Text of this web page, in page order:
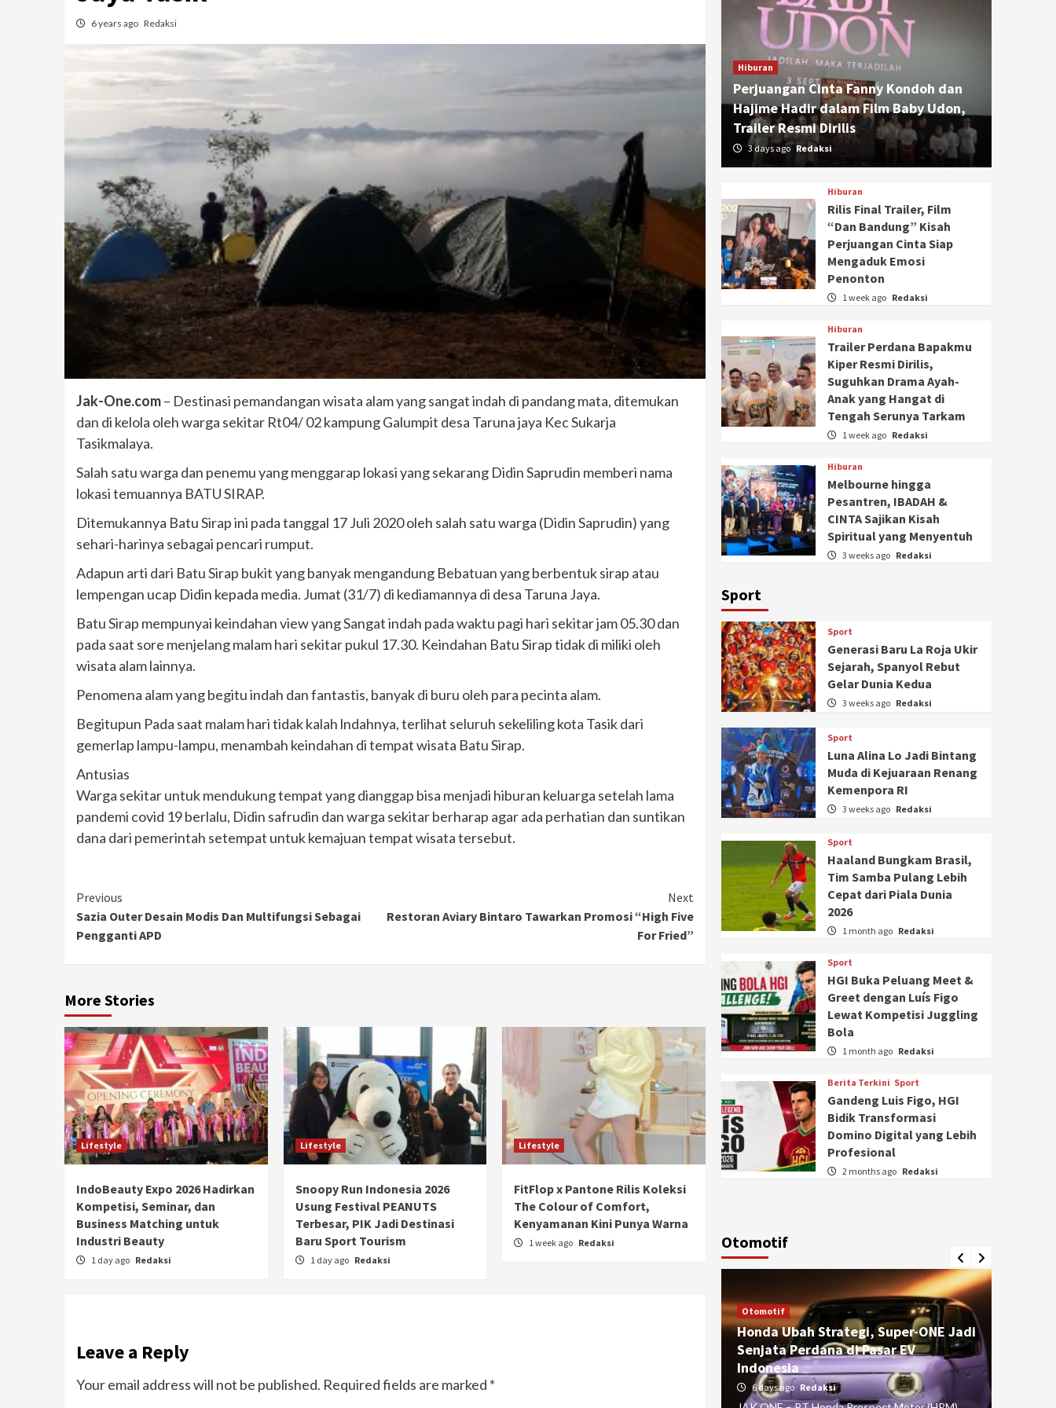
6 years ago Redaksi
Jak-One.com– Destinasi pemandangan wisata alam yang sangat indah di pandang mata, ditemukan
dan di kelola oleh warga sekitar Rt04/ 02 kampung Galumpit desa Taruna jaya Kec Sukarja
Tasikmalaya.
Salah satu warga dan penemu yang menggarap lokasi yang sekarang Didin Saprudin memberi nama
lokasi temuannya BATU SIRAP.
Ditemukannya Batu Sirap ini pada tanggal 17 Juli 2020 oleh salah satu warga (Didin Saprudin) yang
sehari-harinya sebagai pencari rumput.
Adapun arti dari Batu Sirap bukit yang banyak mengandung Bebatuan yang berbentuk sirap atau
lempengan ucap Didin kepada media. Jumat (31/7) di kediamannya di desa Taruna Jaya.
Batu Sirap mempunyai keindahan view yang Sangat indah pada waktu pagi hari sekitar jam 05.30 dan
pada saat sore menjelang malam hari sekitar pukul 17.30. Keindahan Batu Sirap tidak di miliki oleh
wisata alam lainnya.
Penomena alam yang begitu indah dan fantastis, banyak di buru oleh para pecinta alam.
Begitupun Pada saat malam hari tidak kalah lndahnya, terlihat seluruh sekeliling kota Tasik dari
gemerlap lampu-lampu, menambah keindahan di tempat wisata Batu Sirap.
Antusias
Warga sekitar untuk mendukung tempat yang dianggap bisa menjadi hiburan keluarga setelah lama
pandemi covid 19 berlalu, Didin safrudin dan warga sekitar berharap agar ada perhatian dan suntikan
dana dari pemerintah setempat untuk kemajuan tempat wisata tersebut.
Continue
Reading
Previous
Sazia Outer Desain Modis Dan Multifungsi Sebagai
Pengganti APD
Next
Restoran Aviary Bintaro Tawarkan Promosi “High Five
For Fried”
More Stories
Lifestyle
IndoBeauty Expo 2026 Hadirkan
Kompetisi, Seminar, dan
Business Matching untuk
Industri Beauty
1 day ago Redaksi
Lifestyle
Snoopy Run Indonesia 2026
Usung Festival PEANUTS
Terbesar, PIK Jadi Destinasi
Baru Sport Tourism
1 day ago Redaksi
Lifestyle
FitFlop x Pantone Rilis Koleksi
The Colour of Comfort,
Kenyamanan Kini Punya Warna
1 week ago Redaksi
Leave a Reply
Your email address will not be published. Required fields are marked *
Hiburan
Perjuangan Cinta Fanny Kondoh dan
Hajime Hadir dalam Film Baby Udon,
Trailer Resmi Dirilis
3 days ago Redaksi
Hiburan
Rilis Final Trailer, Film
“Dan Bandung” Kisah
Perjuangan Cinta Siap
Mengaduk Emosi
Penonton
1 week ago Redaksi
Hiburan
Trailer Perdana Bapakmu
Kiper Resmi Dirilis,
Suguhkan Drama Ayah-
Anak yang Hangat di
Tengah Serunya Tarkam
1 week ago Redaksi
Hiburan
Melbourne hingga
Pesantren, IBADAH &
CINTA Sajikan Kisah
Spiritual yang Menyentuh
3 weeks ago Redaksi
Sport
Sport
Generasi Baru La Roja Ukir
Sejarah, Spanyol Rebut
Gelar Dunia Kedua
3 weeks ago Redaksi
Sport
Luna Alina Lo Jadi Bintang
Muda di Kejuaraan Renang
Kemenpora RI
3 weeks ago Redaksi
Sport
Haaland Bungkam Brasil,
Tim Samba Pulang Lebih
Cepat dari Piala Dunia
2026
1 month ago Redaksi
Sport
HGI Buka Peluang Meet &
Greet dengan Luís Figo
Lewat Kompetisi Juggling
Bola
1 month ago Redaksi
Berita Terkini Sport
Gandeng Luis Figo, HGI
Bidik Transformasi
Domino Digital yang Lebih
Profesional
2 months ago Redaksi
Otomotif
2 months ago
Otomotif
Honda Ubah Strategi, Super-ONE Jadi
Senjata Perdana di Pasar EV
Indonesia
6 days ago Redaksi